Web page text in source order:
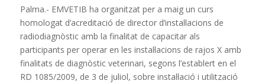
Palma.- EMVETIB ha organitzat per a maig un curs
homologat d’acreditació de director d’instal·lacions de
radiodiagnòstic amb la finalitat de capacitar als
participants per operar en les instal·lacions de rajos X amb
finalitats de diagnòstic veterinari, segons l’establert en el
RD 1085/2009, de 3 de juliol, sobre instal·lació i utilització